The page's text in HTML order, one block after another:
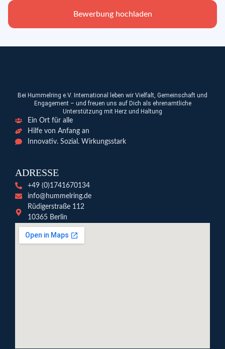
Bewerbung hochladen
Bei Hummelring e.V. International leben wir Vielfalt, Gemeinschaft und
Engagement – und freuen uns auf Dich als ehrenamtliche
Unterstützung mit Herz und Haltung
Ein Ort für alle
Hilfe von Anfang an
Innovativ. Sozial. Wirkungsstark
ADRESSE
+49 (0)1741670134
info@hummelring.de
Rüdigerstraße 112
10365 Berlin